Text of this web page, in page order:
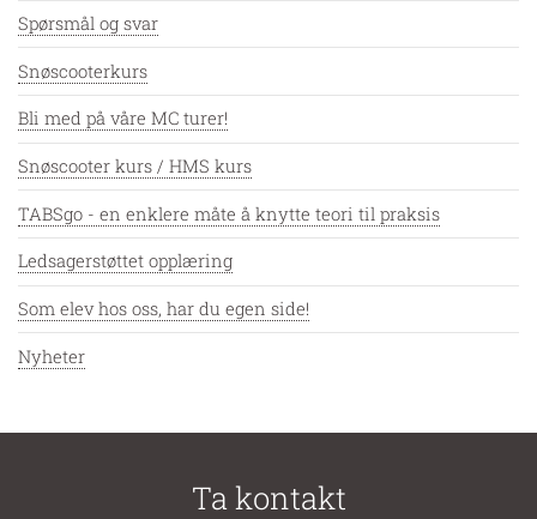
Spørsmål og svar
Snøscooterkurs
Bli med på våre MC turer!
Snøscooter kurs / HMS kurs
TABSgo - en enklere måte å knytte teori til praksis
Ledsagerstøttet opplæring
Som elev hos oss, har du egen side!
Nyheter
Ta kontakt